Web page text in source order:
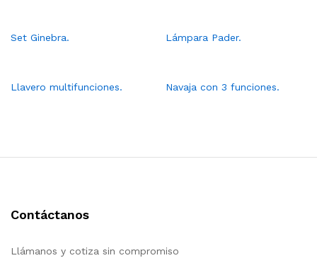
Set Ginebra. Lámpara Pader.
Llavero multifunciones. Navaja con 3 funciones.
Contáctanos
Llámanos y cotiza sin compromiso